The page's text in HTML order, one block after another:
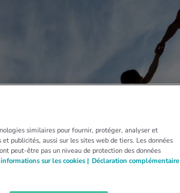
similaires pour fournir, protéger, analyser et
publicités, aussi sur les sites web de tiers. Les données
peut-être pas un niveau de protection des données
informations sur les cookies | Déclaration complémentaire